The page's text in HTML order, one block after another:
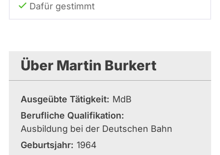
Dafür gestimmt
Über Martin Burkert
Ausgeübte Tätigkeit
MdB
Berufliche Qualifikation
Ausbildung bei der Deutschen Bahn
Geburtsjahr 1964